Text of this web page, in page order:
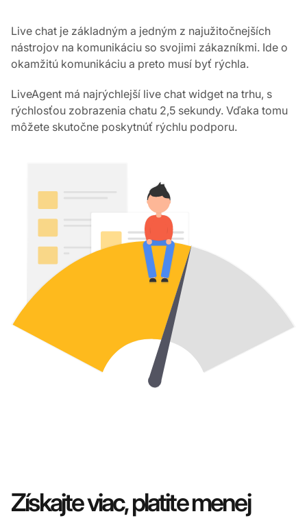
Live chat je základným a jedným z najužitočnejších
nástrojov na komunikáciu so svojimi zákazníkmi. Ide o
okamžitú komunikáciu a preto musí byť rýchla.
LiveAgent má najrýchlejší live chat widget na trhu, s
rýchlosťou zobrazenia chatu 2,5 sekundy. Vďaka tomu
môžete skutočne poskytnúť rýchlu podporu.
Získajte viac, platite menej